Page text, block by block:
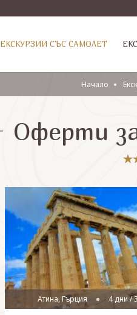
EКСКУРЗИИ СЪС САМОЛЕТ
Начало
Оферти
Атина, Гърция 4 дни /